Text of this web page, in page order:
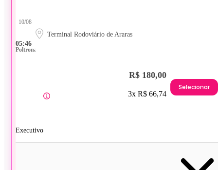
05:46
10/08
Terminal Rodoviário de Araras
Poltrona
Executivo
R$ 180,00
3x R$ 66,74
Selecionar